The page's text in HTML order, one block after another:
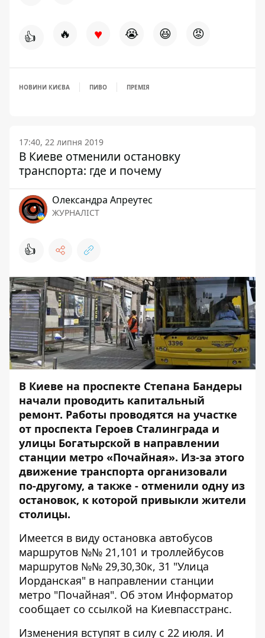
👍 🔥 ♥ 😭 😆 😡
НОВИНИ КИЄВА ПИВО ПРЕМІЯ
17:40, 22 липня 2019
В Киеве отменили остановку
транспорта: где и почему
Олександра Апреутес
ЖУРНАЛІСТ
👍
В Киеве на проспекте Степана Бандеры
начали проводить капитальный
ремонт. Работы проводятся на участке
от проспекта Героев Сталинграда и
улицы Богатырской в направлении
станции метро «Почайная». Из-за этого
движение транспорта организовали
по-другому, а также - отменили одну из
остановок, к которой привыкли жители
столицы.
Имеется в виду остановка автобусов
маршрутов №№ 21,101 и троллейбусов
маршрутов №№ 29,30,30к, 31 "Улица
Иорданская" в направлении станции
метро "Почайная". Об этом Информатор
сообщает со ссылкой на Киевпасстранс.
Изменения вступят в силу с 22 июля. И